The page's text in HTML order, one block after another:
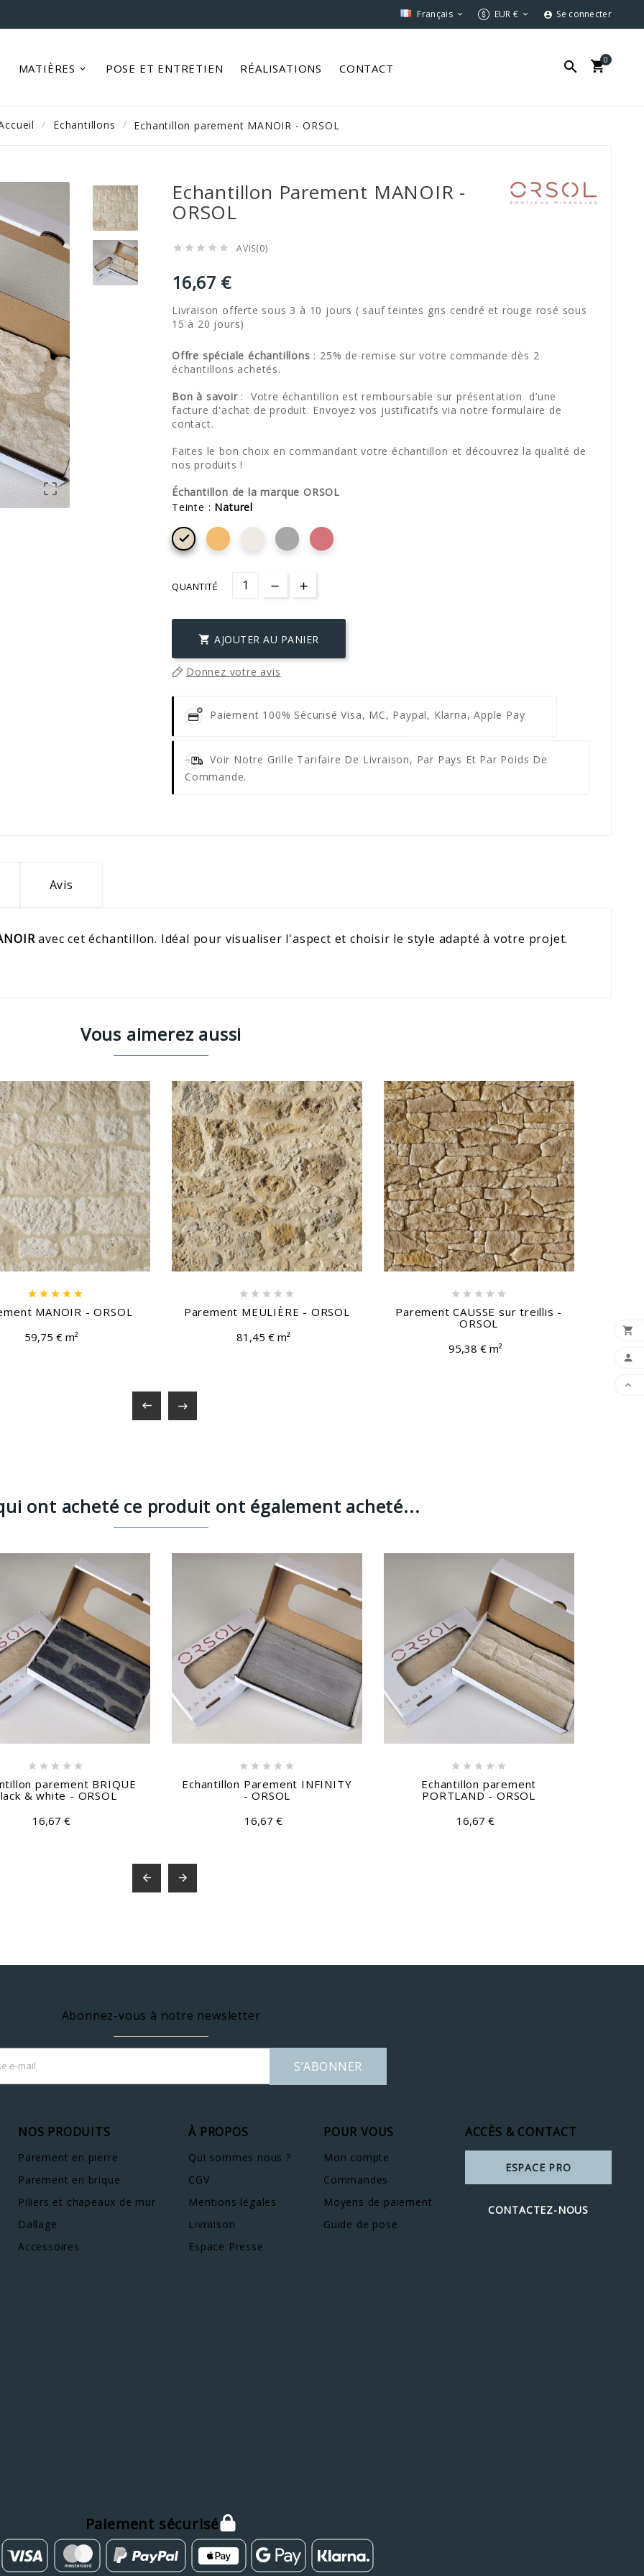
Français  EUR €   Se connecter
MATIÈRES POSE ET ENTRETIEN RÉALISATIONS CONTACT  0
Echantillons Echantillon parement MANOIR - ORSOL

Echantillon Parement MANOIR -
ORSOL
     AVIS(0)
16,67 €
Livraison offerte sous 3 à 10 jours ( sauf teintes gris cendré et rouge rosé sous
15 à 20 jours)
Offre spéciale échantillons : 25% de remise sur votre commande dès 2
échantillons achetés.
Bon à savoir: Votre échantillon est remboursable sur présentation d’une
facture d'achat de produit. Envoyez vos justificatifs via notre formulaire de
contact.
Faites le bon choix en commandant votre échantillon et découvrez la qualité de
nos produits !
Échantillon de la marque ORSOL
Teinte : Naturel

QUANTITÉ
 AJOUTER AU PANIER
Donnez votre avis
Paiement 100% SécuriséVisa, MC, Paypal, Klarna, Apple Pay
Voir Notre Grille Tarifaire De Livraison, Par Pays Et Par Poids De
Commande.
Avis
avec cet échantillon. Idéal pour visualiser l'aspect et choisir le style adapté à votre projet.
Vous aimerez aussi

    
MANOIR - ORSOL
59,75 € m²
    
Parement MEULIÈRE - ORSOL
81,45 € m²
    
Parement CAUSSE sur treillis -
ORSOL
95,38 € m²
 
ont acheté ce produit ont également acheté...
    
parement BRIQUE
& white - ORSOL
16,67 €
    
Echantillon Parement INFINITY
- ORSOL
16,67 €
    
Echantillon parement
PORTLAND - ORSOL
16,67 €
 
Abonnez-vous à notre newsletter
S’ABONNER
NOS PRODUITS
Parement en pierre
Parement en brique
Piliers et chapeaux de mur
Dallage
Accessoires
À PROPOS
Qui sommes nous ?
CGV
Mentions légales
Livraison
Espace Presse
POUR VOUS
Mon compte
Commandes
Moyens de paiement
Guide de pose
ACCÈS & CONTACT
ESPACE PRO
CONTACTEZ-NOUS
Paiement sécurisé


